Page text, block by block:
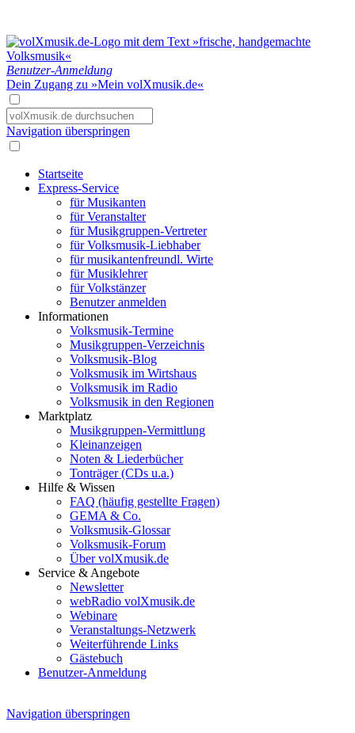
Benutzer-Anmeldung
Dein Zugang zu »Mein volXmusik.de«
Navigation überspringen
Startseite
Express-Service
für Musikanten
für Veranstalter
für Musikgruppen-Vertreter
für Volksmusik-Liebhaber
für musikantenfreundl. Wirte
für Musiklehrer
für Volkstänzer
Benutzer anmelden
Informationen
Volksmusik-Termine
Musikgruppen-Verzeichnis
Volksmusik-Blog
Volksmusik im Wirtshaus
Volksmusik im Radio
Volksmusik in den Regionen
Marktplatz
Musikgruppen-Vermittlung
Kleinanzeigen
Noten & Liederbücher
Tonträger (CDs u.a.)
Hilfe & Wissen
FAQ (häufig gestellte Fragen)
GEMA & Co.
Volksmusik-Glossar
Volksmusik-Forum
Über volXmusik.de
Service & Angebote
Newsletter
webRadio volXmusik.de
Webinare
Veranstaltungs-Netzwerk
Weiterführende Links
Gästebuch
Benutzer-Anmeldung
Navigation überspringen